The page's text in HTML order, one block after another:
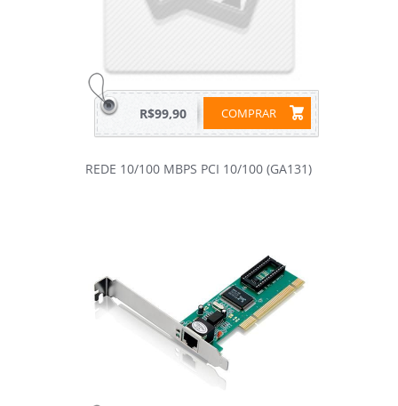
COMPRAR
R$99,90
REDE 10/100 MBPS PCI 10/100 (GA131)